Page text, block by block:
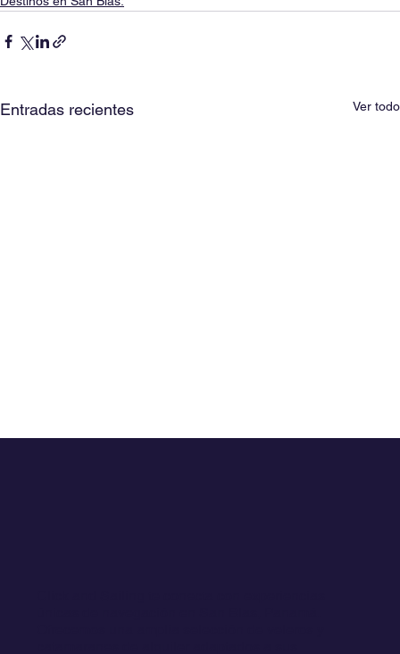
Entradas recientes Ver todo